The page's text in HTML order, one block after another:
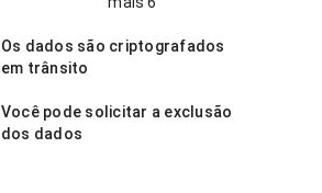
Os dados são criptografados
em trânsito
Você pode solicitar a exclusão
dos dados